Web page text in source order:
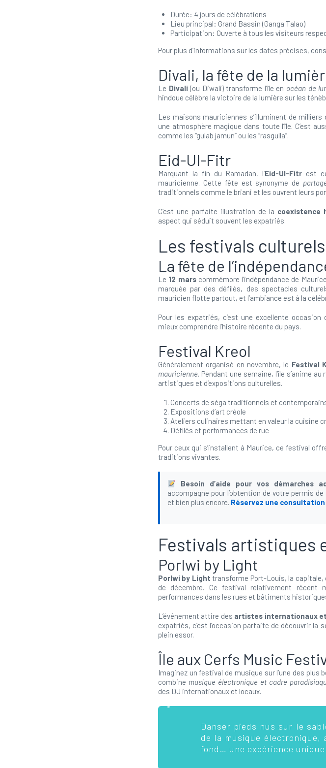
Durée: 4 jours de célébrations
Lieu principal: Grand Bassin (Ganga Talao)
Participation: Ouverte à tous les visiteurs
Pour plus d’informations sur les dates précises,
Divali, la fête de la
Le Divali (ou Diwali) transforme l’île en océan de
hindoue célèbre la victoire de la lumière sur les
Les maisons mauriciennes s’illuminent de
une atmosphère magique dans toute l’île. C’est
comme les “gulab jamun” ou les “rasgulla”.
Eid-Ul-Fitr
Marquant la fin du Ramadan, l’Eid-Ul-Fitr est
mauricienne. Cette fête est synonyme de
traditionnels comme le briani et les ouvrent leurs
C’est une parfaite illustration de la coexistence
aspect qui séduit souvent les expatriés.
Les festivals
La fête de
Le 12 marscommémore l’indépendance de
marquée par des défilés, des spectacles
mauricien flotte partout, et l’ambiance est à la
Pour les expatriés, c’est une excellente occasion
mieux comprendre l’histoire récente du pays.
Festival Kreol
Généralement organisé en novembre, le Festival
mauricienne. Pendant une semaine, l’île s’anime
artistiques et d’expositions culturelles.
Concerts de séga traditionnels et
Expositions d’art créole
Ateliers culinaires mettant en valeur la cuisine
Défilés et performances de rue
Pour ceux qui s’installent à Maurice, ce festival
traditions vivantes.
Besoin d’aide pour vos démarches
accompagne pour l’obtention de votre permis
et bien plus encore. Réservez une
Festivals artistiques
Porlwi by Light
Porlwi by Light transforme Port-Louis, la capitale,
de décembre. Ce festival relativement récent
performances dans les rues et bâtiments
L’événement attire des artistes internationaux
expatriés, c’est l’occasion parfaite de découvrir
plein essor.
Île aux Cerfs Music
Imaginez un festival de musique sur l’une des plus
combine musique électronique et cadre
des DJ internationaux et locaux.
Danser pieds nus sur le
de la musique électronique,
fond… une expérience unique